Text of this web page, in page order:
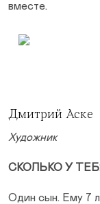
вместе.
Дмитрий Аске
Художник
СКОЛЬКО У
Один сын. Ему 7